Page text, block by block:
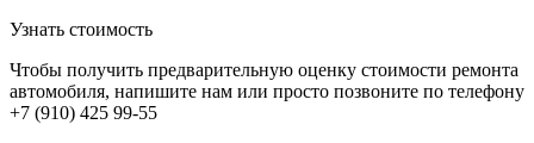
Узнать стоимость
Чтобы получить предварительную оценку стоимости ремонта
автомобиля, напишите нам или просто позвоните по телефону
+7 (910) 425 99-55